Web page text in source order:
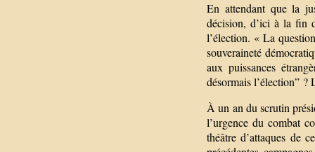
En attendant que la
décision, d’ici à la fin
l’élection. « La
souveraineté
aux puissances
désormais l’élection” ?
À un an du scrutin
l’urgence du combat
théâtre d’attaques de